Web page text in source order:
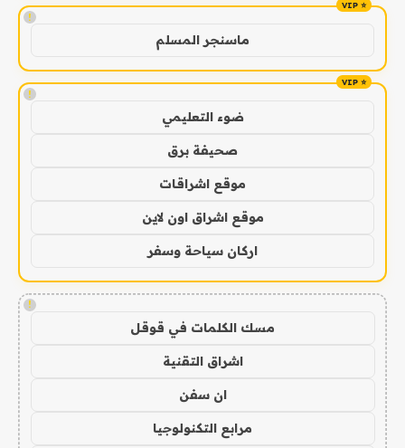
!
ماسنجر المسلم
!
ضوء التعليمي
صحيفة برق
موقع اشراقات
موقع اشراق اون لاين
اركان سياحة وسفر
!
مسك الكلمات في قوقل
اشراق التقنية
ان سفن
مرابع التكنولوجيا